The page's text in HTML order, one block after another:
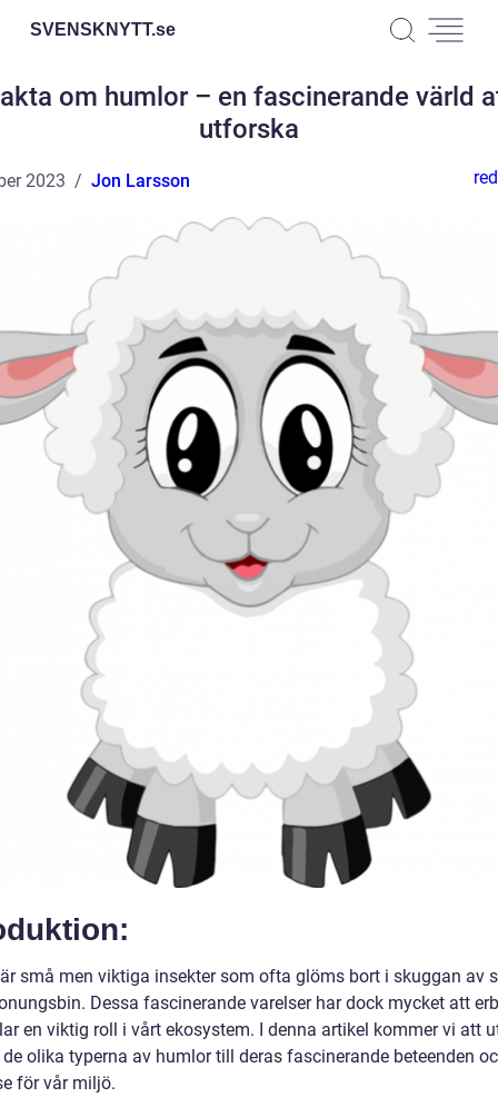
SVENSKNYTT.se
om humlor – en fascinerande värld
utforska
2023 Jon Larsson
små men viktiga insekter som ofta glöms bort i skuggan av
Dessa fascinerande varelser har dock mycket att
en viktig roll i vårt ekosystem. I denna artikel kommer vi att
olika typerna av humlor till deras fascinerande beteenden
för vår miljö.